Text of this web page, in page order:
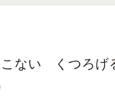
ない くつろげ